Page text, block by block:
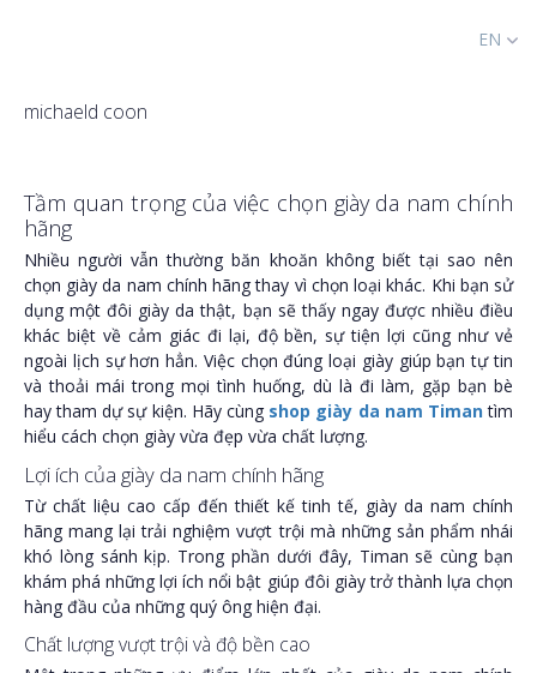
EN
michaeld coon
Tầm quan trọng của việc chọn giày da nam chính
hãng
Nhiều người vẫn thường băn khoăn không biết tại sao nên
chọn giày da nam chính hãng thay vì chọn loại khác. Khi bạn sử
dụng một đôi giày da thật, bạn sẽ thấy ngay được nhiều điều
khác biệt về cảm giác đi lại, độ bền, sự tiện lợi cũng như vẻ
ngoài lịch sự hơn hẳn. Việc chọn đúng loại giày giúp bạn tự tin
và thoải mái trong mọi tình huống, dù là đi làm, gặp bạn bè
hay tham dự sự kiện. Hãy cùng shop giày da nam Timantìm
hiểu cách chọn giày vừa đẹp vừa chất lượng.
Lợi ích của giày da nam chính hãng
Từ chất liệu cao cấp đến thiết kế tinh tế, giày da nam chính
hãng mang lại trải nghiệm vượt trội mà những sản phẩm nhái
khó lòng sánh kịp. Trong phần dưới đây, Timan sẽ cùng bạn
khám phá những lợi ích nổi bật giúp đôi giày trở thành lựa chọn
hàng đầu của những quý ông hiện đại.
Chất lượng vượt trội và độ bền cao